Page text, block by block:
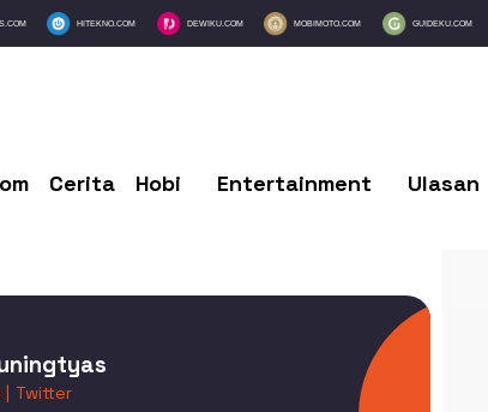
HITEKNO.COM DEWIKU.COM MOBIMOTO.COM GUIDEKU.COM
Cerita Hobi Entertainment Ulasan
| Twitter